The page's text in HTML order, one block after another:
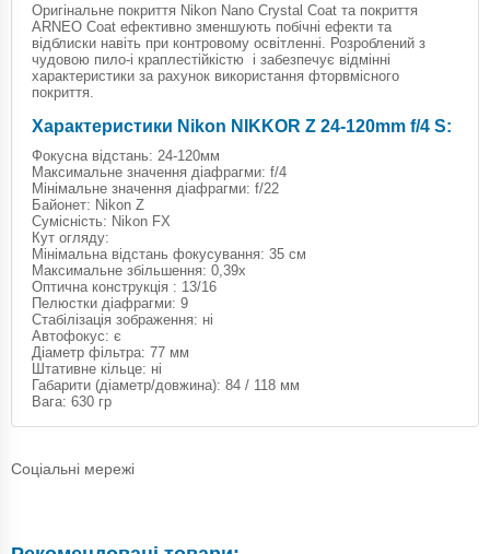
Оригінальне покриття Nikon Nano Crystal Coat та покриття
ARNEO Coat ефективно зменшують побічні ефекти та
відблиски навіть при контровому освітленні. Розроблений з
чудовою пило-і краплестійкістю і забезпечує відмінні
характеристики за рахунок використання фторвмісного
покриття.
Характеристики Nikon NIKKOR Z 24-120mm f/4 S:
Фокусна відстань: 24-120мм
Максимальне значення діафрагми: f/4
Мінімальне значення діафрагми: f/22
Байонет: Nikon Z
Сумісність: Nikon FX
Кут огляду:
Мінімальна відстань фокусування: 35 см
Максимальне збільшення: 0,39x
Оптична конструкція : 13/16
Пелюстки діафрагми: 9
Стабілізація зображення: ні
Автофокус: є
Діаметр фільтра: 77 мм
Штативне кільце: ні
Габарити (діаметр/довжина): 84 / 118 мм
Вага: 630 гр
Соціальні мережі